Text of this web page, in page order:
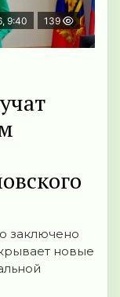
9:40 139
заключено
новые